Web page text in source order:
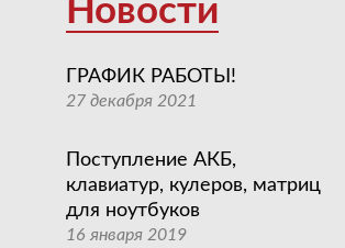
Новости
ГРАФИК РАБОТЫ!
27 декабря 2021
Поступление АКБ,
клавиатур, кулеров, матриц
для ноутбуков
16 января 2019